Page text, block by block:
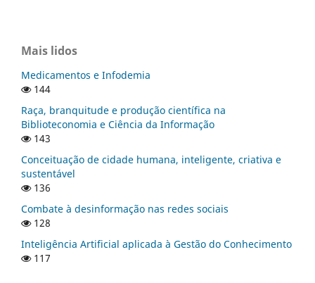
Mais lidos
Medicamentos e Infodemia
144
Raça, branquitude e produção científica na
Biblioteconomia e Ciência da Informação
143
Conceituação de cidade humana, inteligente, criativa e
sustentável
136
Combate à desinformação nas redes sociais
128
Inteligência Artificial aplicada à Gestão do Conhecimento
117